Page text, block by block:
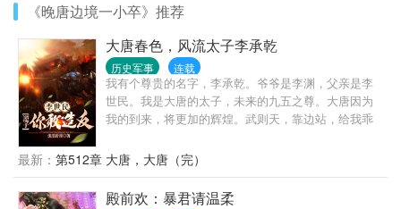
《晚唐边境一小卒》推荐
大唐春色，风流太子李承乾
历史军事 连载
我有个尊贵的名字，李承乾。爷爷是李渊，父亲是李
世民。我是大唐的太子，未来的九五之尊。大唐因为
我的到来，将更加的辉煌。武则天，靠边站，给我乖
最新： 第512章 大唐，大唐（完）
殿前欢：暴君请温柔